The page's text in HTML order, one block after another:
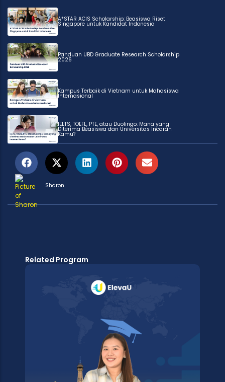
A*STAR ACIS Scholarship: Beasiswa Riset
Singapore untuk Kandidat Indonesia
Panduan UBD Graduate Research Scholarship
2026
Kampus Terbaik di Vietnam untuk Mahasiswa
Internasional
IELTS, TOEFL, PTE, atau Duolingo: Mana yang
Diterima Beasiswa dan Universitas Incaran
Kamu?
Sharon
Related Program